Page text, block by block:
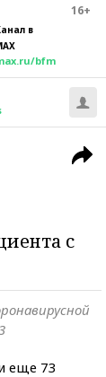
16+
в
bfm
с
еще 73